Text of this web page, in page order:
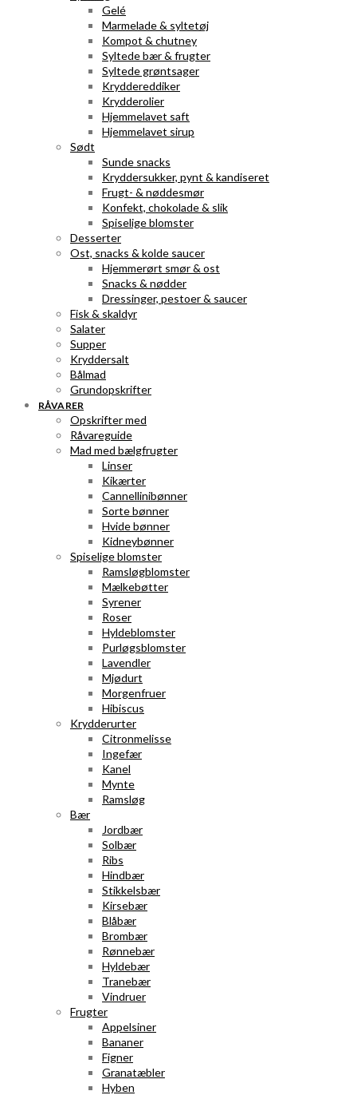
Gelé
Marmelade & syltetøj
Kompot & chutney
Syltede bær & frugter
Syltede grøntsager
Kryddereddiker
Krydderolier
Hjemmelavet saft
Hjemmelavet sirup
Sødt
Sunde snacks
Kryddersukker, pynt & kandiseret
Frugt- & nøddesmør
Konfekt, chokolade & slik
Spiselige blomster
Desserter
Ost, snacks & kolde saucer
Hjemmerørt smør & ost
Snacks & nødder
Dressinger, pestoer & saucer
Fisk & skaldyr
Salater
Supper
Kryddersalt
Bålmad
Grundopskrifter
RÅVARER
Opskrifter med
Råvareguide
Mad med bælgfrugter
Linser
Kikærter
Cannellinibønner
Sorte bønner
Hvide bønner
Kidneybønner
Spiselige blomster
Ramsløgblomster
Mælkebøtter
Syrener
Roser
Hyldeblomster
Purløgsblomster
Lavendler
Mjødurt
Morgenfruer
Hibiscus
Krydderurter
Citronmelisse
Ingefær
Kanel
Mynte
Ramsløg
Bær
Jordbær
Solbær
Ribs
Hindbær
Stikkelsbær
Kirsebær
Blåbær
Brombær
Rønnebær
Hyldebær
Tranebær
Vindruer
Frugter
Appelsiner
Bananer
Figner
Granatæbler
Hyben